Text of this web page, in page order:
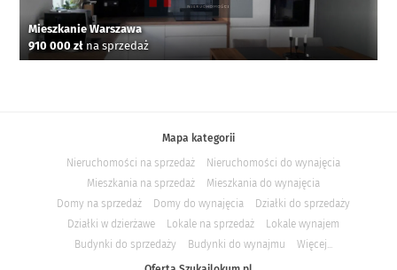
Mieszkanie Warszawa
910 000 złna sprzedaż
Mapa kategorii
Nieruchomości na sprzedaż
Nieruchomości do wynajęcia
Mieszkania na sprzedaż
Mieszkania do wynajęcia
Domy na sprzedaż
Domy do wynajęcia
Działki do sprzedaży
Działki w dzierżawe
Lokale na sprzedaż
Lokale wynajem
Budynki do sprzedaży
Budynki do wynajmu
Więcej...